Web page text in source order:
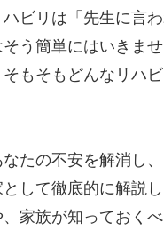
ビリは「先生に言
う簡単にはいきま
もそもどんなリハ
たの不安を解消し
して徹底的に解説
家族が知っておく